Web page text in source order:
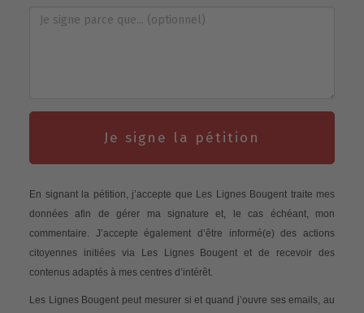
Je signe la pétition
En signant la pétition, j’accepte que Les Lignes Bougent traite mes
données afin de gérer ma signature et, le cas échéant, mon
commentaire. J’accepte également d’être informé(e) des actions
citoyennes initiées via Les Lignes Bougent et de recevoir des
contenus adaptés à mes centres d’intérêt.
Les Lignes Bougent peut mesurer si et quand j’ouvre ses emails, au